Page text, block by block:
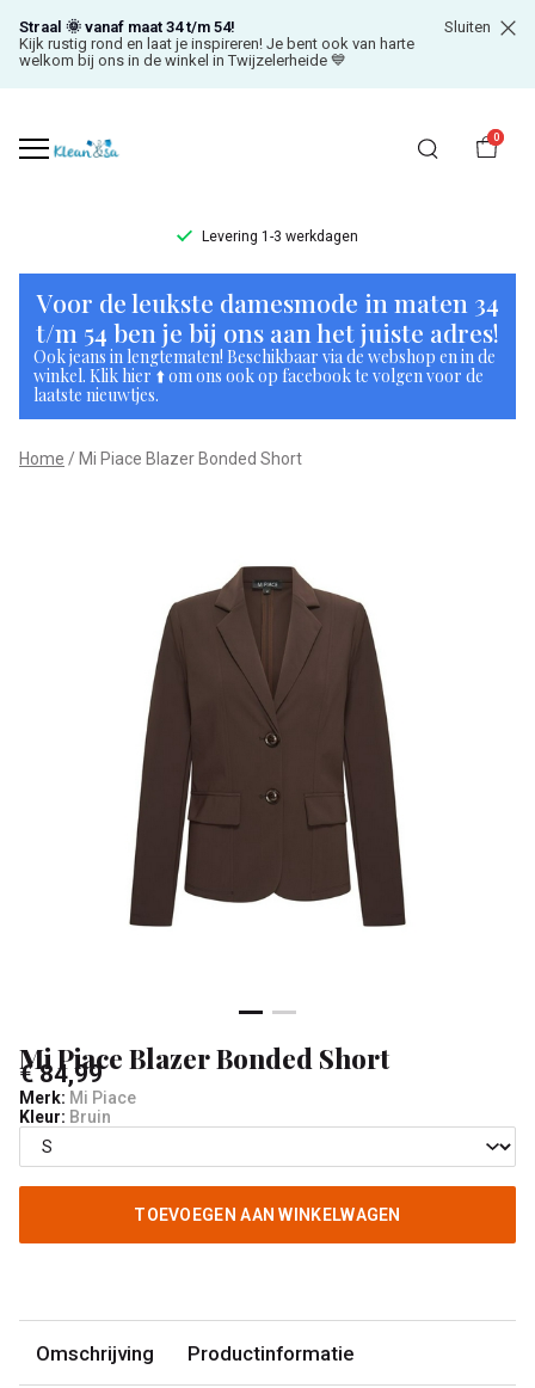
Straal 🌞 vanaf maat 34 t/m 54!
Kijk rustig rond en laat je inspireren! Je bent ook van harte
welkom bij ons in de winkel in Twijzelerheide 💙
Sluiten
0
Levering 1-3 werkdagen
Mi
Piace
Blazer
Bonded
Short
Voor de leukste damesmode in maten 34
t/m 54 ben je bij ons aan het juiste adres!
Ook jeans in lengtematen! Beschikbaar via de webshop en in de
winkel. Klik hier ⬆️ om ons ook op facebook te volgen voor de
laatste nieuwtjes.
Home Mi Piace Blazer Bonded Short
Mi Piace Blazer Bonded Short
€ 84,99
Merk: Mi Piace
Kleur: Bruin
TOEVOEGEN AAN WINKELWAGEN
Omschrijving Productinformatie